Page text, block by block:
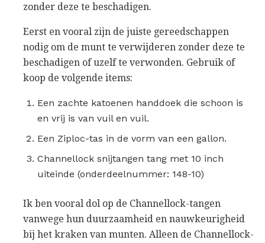
zonder deze te beschadigen.
Eerst en vooral zijn de juiste gereedschappen
nodig om de munt te verwijderen zonder deze te
beschadigen of uzelf te verwonden. Gebruik of
koop de volgende items:
Een zachte katoenen handdoek die schoon is
en vrij is van vuil en vuil.
Een Ziploc-tas in de vorm van een gallon.
Channellock snijtangen tang met 10 inch
uiteinde (onderdeelnummer: 148-10)
Ik ben vooral dol op de Channellock-tangen
vanwege hun duurzaamheid en nauwkeurigheid
bij het kraken van munten. Alleen de Channellock-